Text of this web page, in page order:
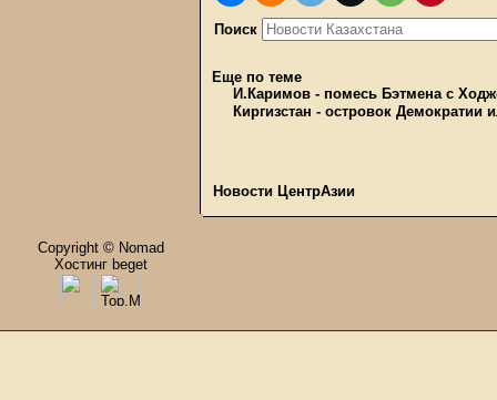
Поиск
Еще по теме
И.Каримов - помесь Бэтмена с
Киргизстан - островок Демократии
Новости ЦентрАзии
Copyright © Nomad
Хостинг beget